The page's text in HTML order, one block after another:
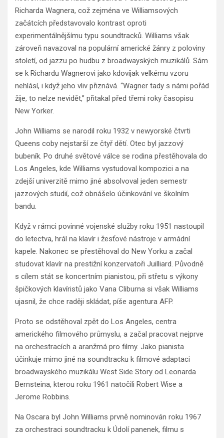
Richarda Wagnera, což zejména ve Williamsových
začátcích představovalo kontrast oproti
experimentálnějšímu typu soundtracků. Williams však
zároveň navazoval na populární americké žánry z poloviny
století, od jazzu po hudbu z broadwayských muzikálů. Sám
se k Richardu Wagnerovi jako kdovíjak velkému vzoru
nehlásí, i když jeho vliv přiznává. “Wagner tady s námi pořád
žije, to nelze nevidět,” přitakal před třemi roky časopisu
New Yorker.
John Williams se narodil roku 1932 v newyorské čtvrti
Queens coby nejstarší ze čtyř dětí. Otec byl jazzový
bubeník. Po druhé světové válce se rodina přestěhovala do
Los Angeles, kde Williams vystudoval kompozici a na
zdejší univerzitě mimo jiné absolvoval jeden semestr
jazzových studií, což obnášelo účinkování ve školním
bandu.
Když v rámci povinné vojenské služby roku 1951 nastoupil
do letectva, hrál na klavír i žesťové nástroje v armádní
kapele. Nakonec se přestěhoval do New Yorku a začal
studovat klavír na prestižní konzervatoři Juilliard. Původně
s cílem stát se koncertním pianistou, při střetu s výkony
špičkových klavíristů jako Vana Cliburna si však Williams
ujasnil, že chce raději skládat, píše agentura AFP.
Proto se odstěhoval zpět do Los Angeles, centra
amerického filmového průmyslu, a začal pracovat nejprve
na orchestracích a aranžmá pro filmy. Jako pianista
účinkuje mimo jiné na soundtracku k filmové adaptaci
broadwayského muzikálu West Side Story od Leonarda
Bernsteina, kterou roku 1961 natočili Robert Wise a
Jerome Robbins.
Na Oscara byl John Williams prvně nominován roku 1967
za orchestraci soundtracku k Údolí panenek, filmu s